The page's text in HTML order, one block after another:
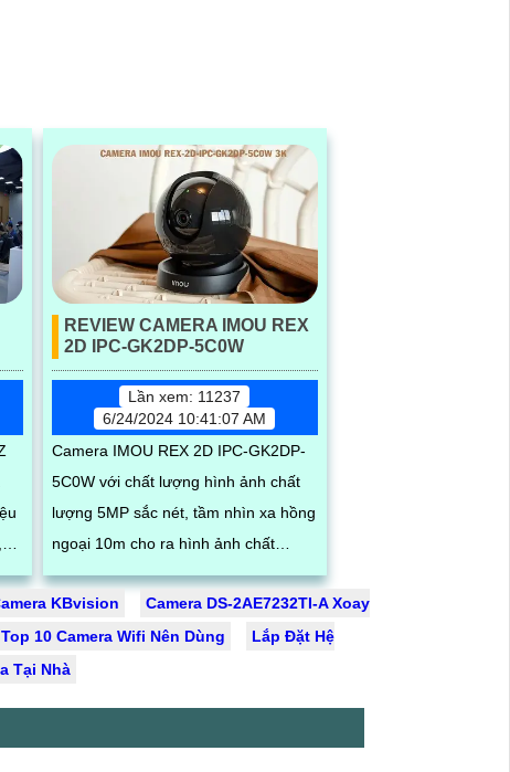
REVIEW CAMERA IMOU REX
2D IPC-GK2DP-5C0W
Lần xem: 11237
6/24/2024 10:41:07 AM
Camera IMOU REX 2D IPC-GK2DP-
5C0W với chất lượng hình ảnh chất
lượng 5MP sắc nét, tầm nhìn xa hồng
ngoại 10m cho ra hình ảnh chất
lượng trong điều kiện ánh sáng yếu.
Một trong...
KBvision
Camera DS-2AE7232TI-A Xoay
Top 10 Camera Wifi Nên Dùng
Lắp Đặt Hệ
Tại Nhà